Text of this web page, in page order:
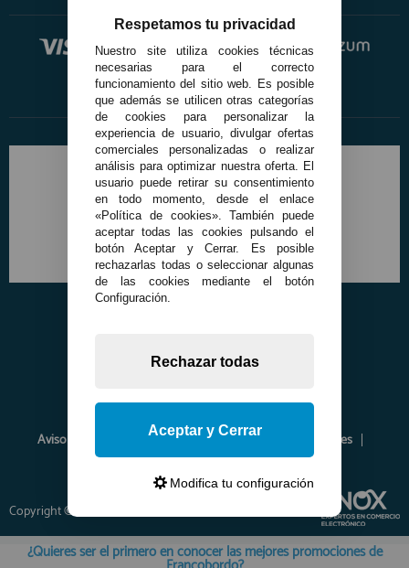
Aviso Legal Política de Privacidad
Política de Cookies
Envíos y Devoluciones
Opiniones
Copyright © 2026 www.francobordo.com
Respetamos tu privacidad
Nuestro site utiliza cookies técnicas
necesarias para el correcto
funcionamiento del sitio web. Es posible
que además se utilicen otras categorías
de cookies para personalizar la
experiencia de usuario, divulgar ofertas
comerciales personalizadas o realizar
análisis para optimizar nuestra oferta. El
usuario puede retirar su consentimiento
en todo momento, desde el enlace
«Política de cookies». También puede
aceptar todas las cookies pulsando el
botón Aceptar y Cerrar. Es posible
rechazarlas todas o seleccionar algunas
de las cookies mediante el botón
Configuración.
Rechazar todas
Aceptar y Cerrar
Modifica tu configuración
¿Quieres ser el primero en conocer las mejores promociones de